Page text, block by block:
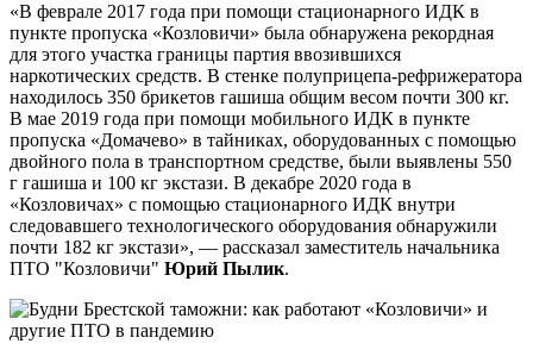
«В феврале 2017 года при помощи стационарного ИДК в
пункте пропуска «Козловичи» была обнаружена рекордная
для этого участка границы партия ввозившихся
наркотических средств. В стенке полуприцепа-рефрижератора
находилось 350 брикетов гашиша общим весом почти 300 кг.
В мае 2019 года при помощи мобильного ИДК в пункте
пропуска «Домачево» в тайниках, оборудованных с помощью
двойного пола в транспортном средстве, были выявлены 550
г гашиша и 100 кг экстази. В декабре 2020 года в
«Козловичах» с помощью стационарного ИДК внутри
следовавшего технологического оборудования обнаружили
почти 182 кг экстази», — рассказал заместитель начальника
ПТО "Козловичи" Юрий Пылик.